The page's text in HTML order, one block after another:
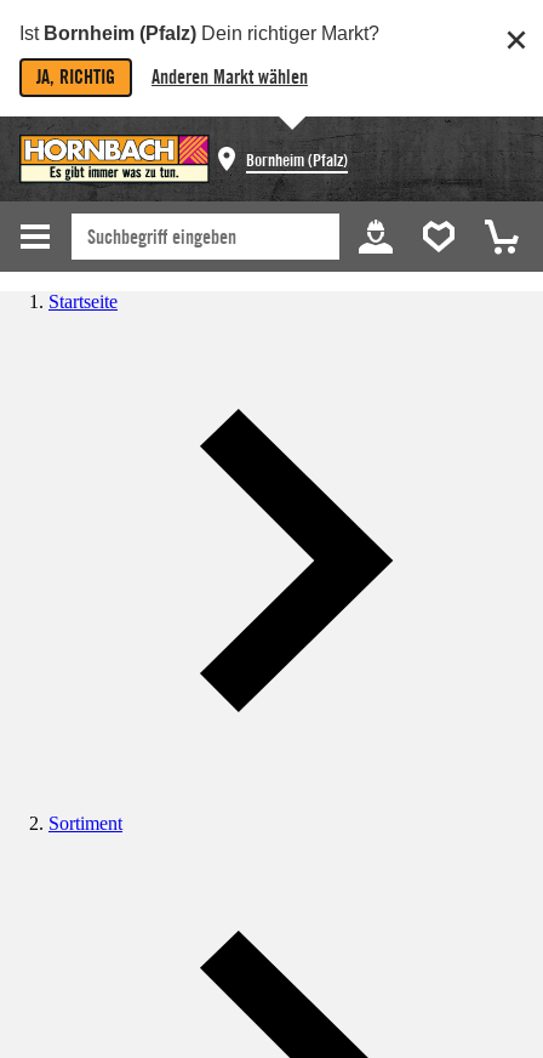
Ist Bornheim (Pfalz) Dein richtiger Markt?
JA, RICHTIG Anderen Markt wählen
Bornheim (Pfalz)
Startseite
Sortiment